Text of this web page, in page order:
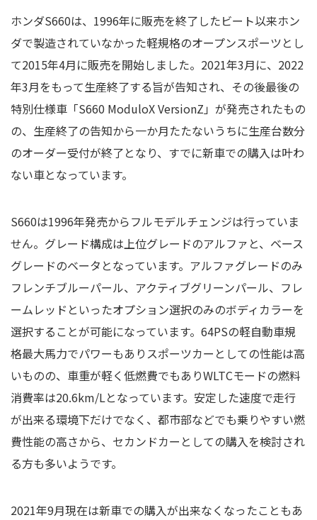
ホンダS660は、1996年に販売を終了したビート以来ホン
ダで製造されていなかった軽規格のオープンスポーツとし
て2015年4月に販売を開始しました。2021年3月に、2022
年3月をもって生産終了する旨が告知され、その後最後の
特別仕様車「S660 ModuloX VersionZ」が発売されたもの
の、生産終了の告知から一か月たたないうちに生産台数分
のオーダー受付が終了となり、すでに新車での購入は叶わ
ない車となっています。
S660は1996年発売からフルモデルチェンジは行っていま
せん。グレード構成は上位グレードのアルファと、ベース
グレードのベータとなっています。アルファグレードのみ
フレンチブルーパール、アクティブグリーンパール、フレ
ームレッドといったオプション選択のみのボディカラーを
選択することが可能になっています。64PSの軽自動車規
格最大馬力でパワーもありスポーツカーとしての性能は高
いものの、車重が軽く低燃費でもありWLTCモードの燃料
消費率は20.6km/Lとなっています。安定した速度で走行
が出来る環境下だけでなく、都市部などでも乗りやすい燃
費性能の高さから、セカンドカーとしての購入を検討され
る方も多いようです。
2021年9月現在は新車での購入が出来なくなったこともあ